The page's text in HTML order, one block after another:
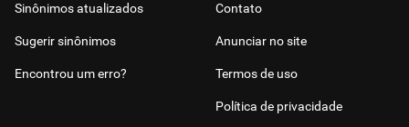
Sinônimos atualizados
Sugerir sinônimos
Encontrou um erro?
Contato
Anunciar no site
Termos de uso
Política de privacidade